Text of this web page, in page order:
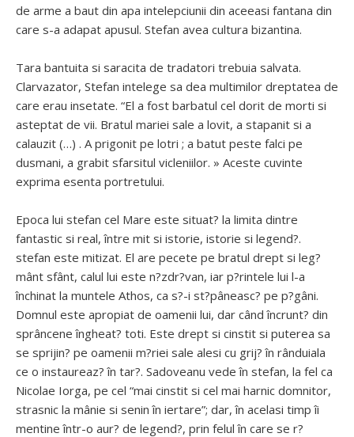
de arme a baut din apa intelepciunii din aceeasi fantana din
care s-a adapat apusul. Stefan avea cultura bizantina.
Tara bantuita si saracita de tradatori trebuia salvata.
Clarvazator, Stefan intelege sa dea multimilor dreptatea de
care erau insetate. “El a fost barbatul cel dorit de morti si
asteptat de vii. Bratul mariei sale a lovit, a stapanit si a
calauzit (…) . A prigonit pe lotri ; a batut peste falci pe
dusmani, a grabit sfarsitul vicleniilor. » Aceste cuvinte
exprima esenta portretului.
Epoca lui stefan cel Mare este situat? la limita dintre
fantastic si real, între mit si istorie, istorie si legend?.
stefan este mitizat. El are pecete pe bratul drept si leg?
mânt sfânt, calul lui este n?zdr?van, iar p?rintele lui l-a
închinat la muntele Athos, ca s?-i st?pâneasc? pe p?gâni.
Domnul este apropiat de oamenii lui, dar când încrunt? din
sprâncene îngheat? toti. Este drept si cinstit si puterea sa
se sprijin? pe oamenii m?riei sale alesi cu grij? în rânduiala
ce o instaureaz? în tar?. Sadoveanu vede în stefan, la fel ca
Nicolae Iorga, pe cel “mai cinstit si cel mai harnic domnitor,
strasnic la mânie si senin în iertare”; dar, în acelasi timp îi
mentine într-o aur? de legend?, prin felul în care se r?